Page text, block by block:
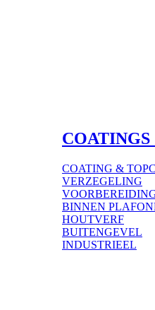
COATING &
VERZEGELING
BINNEN
HOUTVERF​
BUITENGEVEL
INDUSTRIEEL